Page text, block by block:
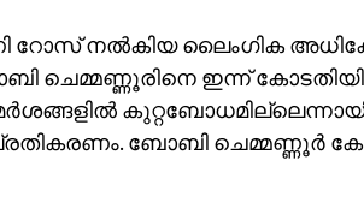
റോസ് നല്‍കിയ ലൈംഗിക
ചെമ്മണ്ണൂരിനെ ഇന്ന്
ബോബി ചെമ്മണ്ണൂര്‍